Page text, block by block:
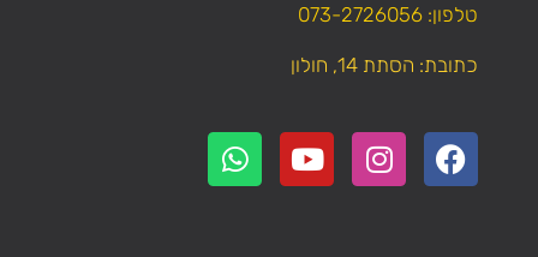
טלפון: 073-2726056
כתובת: הסתת 14, חולון